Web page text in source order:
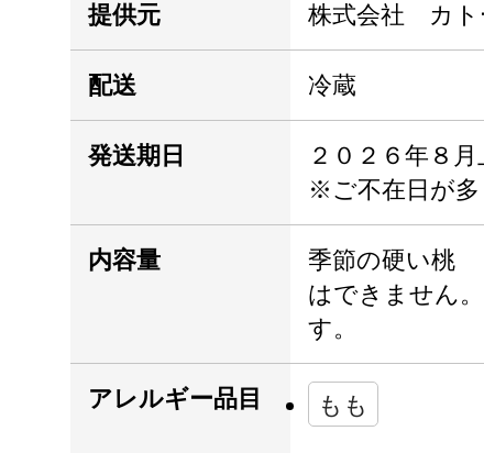
提供元 株式会社 カト
配送 冷蔵
発送期日
２０２６年８
※ご不在日が多
内容量
季節の硬い桃
はできません
す。
アレルギー品目 もも